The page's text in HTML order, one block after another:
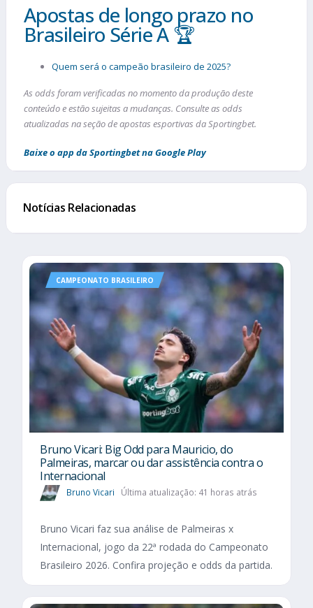
Apostas de longo prazo no
Brasileiro Série A 🏆
Quem será o campeão brasileiro de 2025?
As odds foram verificadas no momento da produção deste
conteúdo e estão sujeitas a mudanças. Consulte as odds
atualizadas na seção de apostas esportivas da Sportingbet.
Baixe o app da Sportingbet na Google Play
Notícias Relacionadas
CAMPEONATO BRASILEIRO
Bruno Vicari: Big Odd para Mauricio, do
Palmeiras, marcar ou dar assistência contra o
Internacional
Bruno Vicari Última atualização: 41 horas atrás
Bruno Vicari faz sua análise de Palmeiras x
Internacional, jogo da 22ª rodada do Campeonato
Brasileiro 2026. Confira projeção e odds da partida.